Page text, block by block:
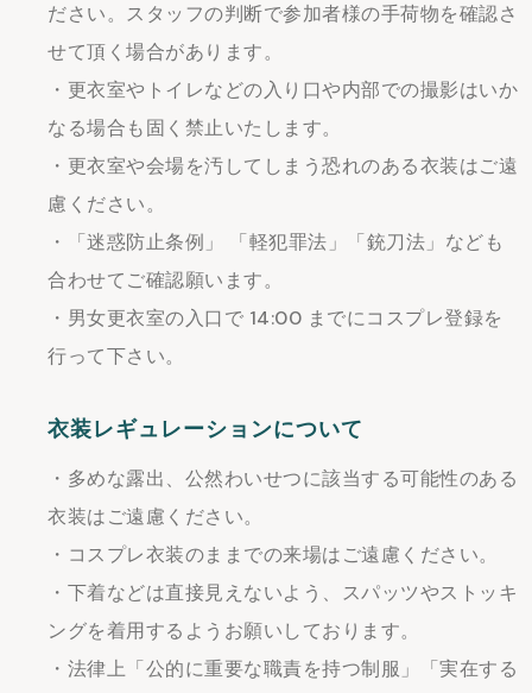
ださい。スタッフの判断で参加者様の手荷物を確認さ
せて頂く場合があります。
・更衣室やトイレなどの入り口や内部での撮影はいか
なる場合も固く禁止いたします。
・更衣室や会場を汚してしまう恐れのある衣装はご遠
慮ください。
・「迷惑防止条例」 「軽犯罪法」「銃刀法」なども
合わせてご確認願います。
・男女更衣室の入口で 14:00 までにコスプレ登録を
行って下さい。
衣装レギュレーションについて
・多めな露出、公然わいせつに該当する可能性のある
衣装はご遠慮ください。
・コスプレ衣装のままでの来場はご遠慮ください。
・下着などは直接見えないよう、スパッツやストッキ
ングを着用するようお願いしております。
・法律上「公的に重要な職責を持つ制服」「実在する